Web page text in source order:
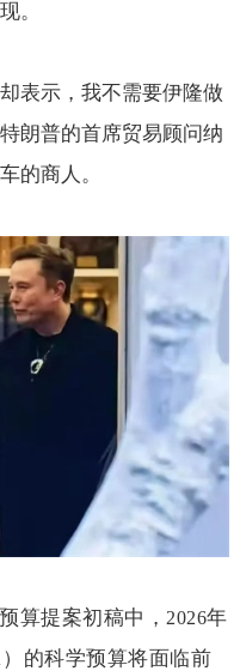
。
表示，我不需要伊隆做
朗普的首席贸易顾问纳
的商人。
算提案初稿中， 2026年
）的科学预算将面临前